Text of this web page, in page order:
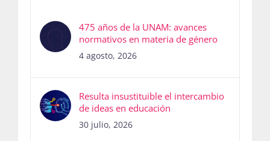
475 años de la UNAM: avances
normativos en materia de género
4 agosto, 2026
Resulta insustituible el intercambio
de ideas en educación
30 julio, 2026